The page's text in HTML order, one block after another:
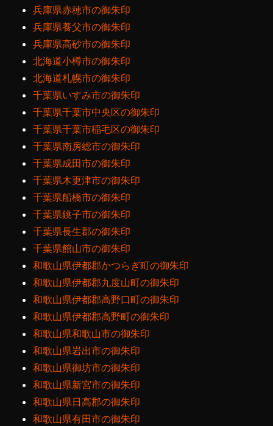
兵庫県赤穂市の御朱印
兵庫県養父市の御朱印
兵庫県高砂市の御朱印
北海道小樽市の御朱印
北海道札幌市の御朱印
千葉県いすみ市の御朱印
千葉県千葉市中央区の御朱印
千葉県千葉市稲毛区の御朱印
千葉県南房総市の御朱印
千葉県成田市の御朱印
千葉県木更津市の御朱印
千葉県船橋市の御朱印
千葉県銚子市の御朱印
千葉県長生郡の御朱印
千葉県館山市の御朱印
和歌山県伊都郡かつらぎ町の御朱印
和歌山県伊都郡九度山町の御朱印
和歌山県伊都郡高野口町の御朱印
和歌山県伊都郡高野町の御朱印
和歌山県和歌山市の御朱印
和歌山県岩出市の御朱印
和歌山県御坊市の御朱印
和歌山県新宮市の御朱印
和歌山県日高郡の御朱印
和歌山県有田市の御朱印